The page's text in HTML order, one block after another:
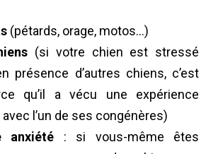
(pétards, orage, motos…)
(si votre chien est stressé
présence d’autres chiens, c’est
qu’il a vécu une expérience
l’un de ses congénères)
anxiété : si vous-même êtes